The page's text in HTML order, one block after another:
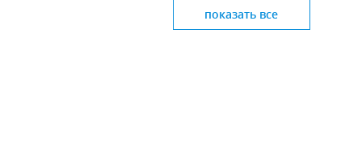
полезное пространство, но и выгодно
продемонстрировать продукт покупателю,
показать все